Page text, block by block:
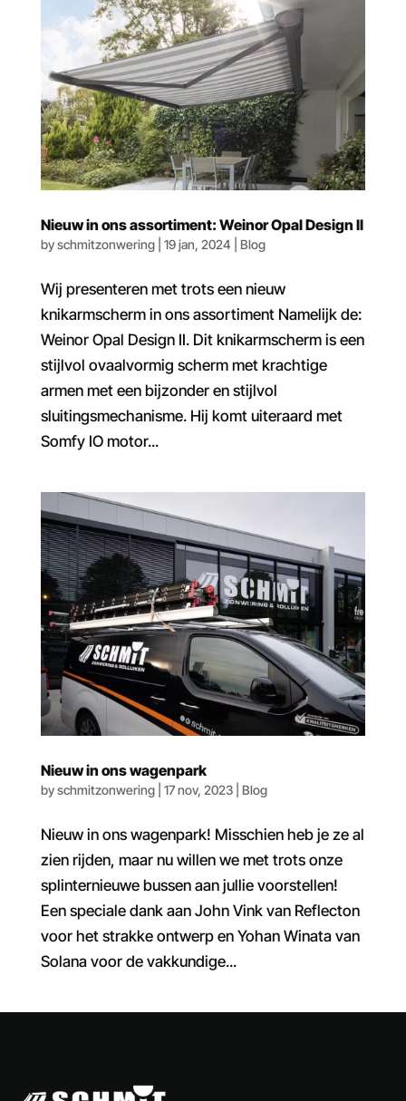
Nieuw in ons assortiment: Weinor Opal Design II
byschmitzonwering| 19 jan, 2024 Blog
Wij presenteren met trots een nieuw
knikarmscherm in ons assortiment Namelijk de:
Weinor Opal Design II. Dit knikarmscherm is een
stijlvol ovaalvormig scherm met krachtige
armen met een bijzonder en stijlvol
sluitingsmechanisme. Hij komt uiteraard met
Somfy IO motor...
Nieuw in ons wagenpark
byschmitzonwering| 17 nov, 2023| Blog
Nieuw in ons wagenpark! Misschien heb je ze al
zien rijden, maar nu willen we met trots onze
splinternieuwe bussen aan jullie voorstellen!
Een speciale dank aan John Vink van Reflecton
voor het strakke ontwerp en Yohan Winata van
Solana voor de vakkundige...